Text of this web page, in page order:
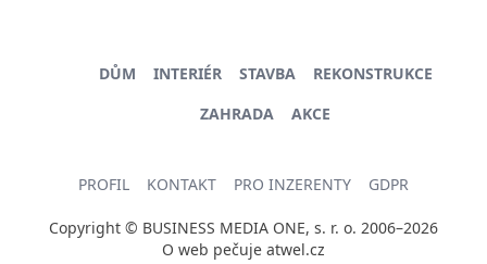
DŮM INTERIÉR STAVBA
REKONSTRUKCE
ZAHRADA
AKCE
PROFIL KONTAKT PRO INZERENTY GDPR
Copyright © BUSINESS MEDIA ONE, s. r. o. 2006–2026